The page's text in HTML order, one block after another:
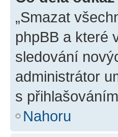
„Smazat
phpBB a které
sledování
administrátor
s
Nahoru